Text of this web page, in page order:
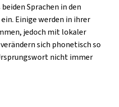
Sprachen in den
Einige werden in ihrer
jedoch mit lokaler
sich phonetisch so
nicht immer